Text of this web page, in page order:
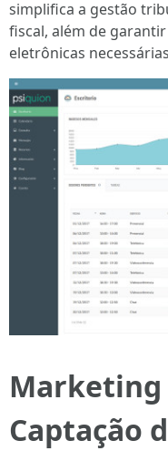
simplifica a gestão
fiscal, além de
eletrônicas
Captação